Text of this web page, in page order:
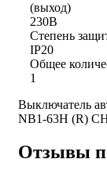
(выход)
230В
Степень
IP20
Общее
1
Выключатель
NB1-63H (R)
Отзывы